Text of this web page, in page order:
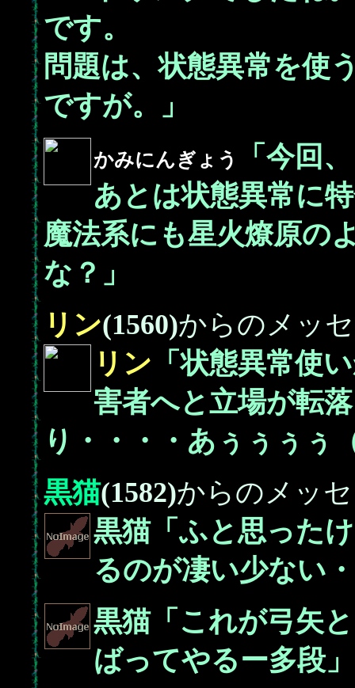
です。
問題は、状態異常を使
ですが。」
かみにんぎょう
「今回
あとは状態異常に
魔法系にも星火燎原の
な？」
リン(1560)からのメッ
リン 「状態異常使
害者へと立場が転
り・・・・あぅぅぅぅ
黒猫(1582)からのメッ
黒猫「ふと思った
るのが凄い少ない
黒猫「これが弓矢
ばってやるー多段」